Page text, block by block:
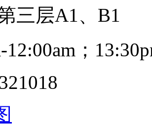
三层A1、B1
12:00am；